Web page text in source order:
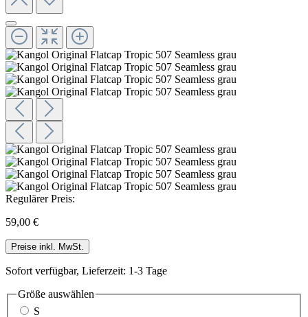
Regulärer Preis:
59,00 €
Preise inkl. MwSt.
Sofort verfügbar, Lieferzeit: 1-3 Tage
Größe auswählen
S